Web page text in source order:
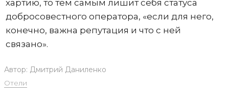
хартию, то тем самым лишит себя статуса
добросовестного оператора, «если для него,
конечно, важна репутация и что с ней
связано».
Автор: Дмитрий Даниленко
Отели